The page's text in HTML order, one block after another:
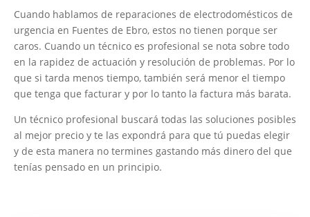
Cuando hablamos de reparaciones de electrodomésticos de
urgencia en Fuentes de Ebro, estos no tienen porque ser
caros. Cuando un técnico es profesional se nota sobre todo
en la rapidez de actuación y resolución de problemas. Por lo
que si tarda menos tiempo, también será menor el tiempo
que tenga que facturar y por lo tanto la factura más barata.
Un técnico profesional buscará todas las soluciones posibles
al mejor precio y te las expondrá para que tú puedas elegir
y de esta manera no termines gastando más dinero del que
tenías pensado en un principio.